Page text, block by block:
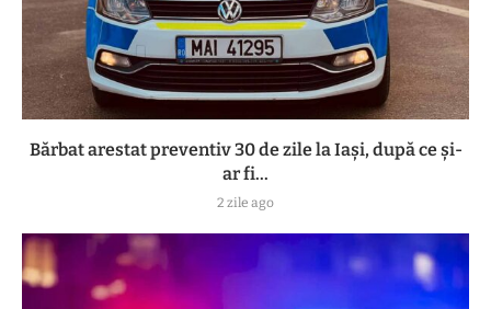
Bărbat arestat preventiv 30 de zile la Iași, după ce și-
ar fi...
2 zile ago